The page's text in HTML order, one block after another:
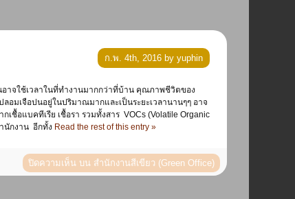
ก.พ. 4th, 2016 by yuphin
มเจือปนอยู่ในปริมาณมากและเป็นระยะเวลานานๆๆ อาจ
ชื้อแบคทีเรีย เชื้อรา รวมทั้งสาร VOCs (Volatile Organic
นักงาน อีกทั้ง Read the rest of this entry »
ปิดความเห็น บน สำนักงานสีเขียว (Green Office)